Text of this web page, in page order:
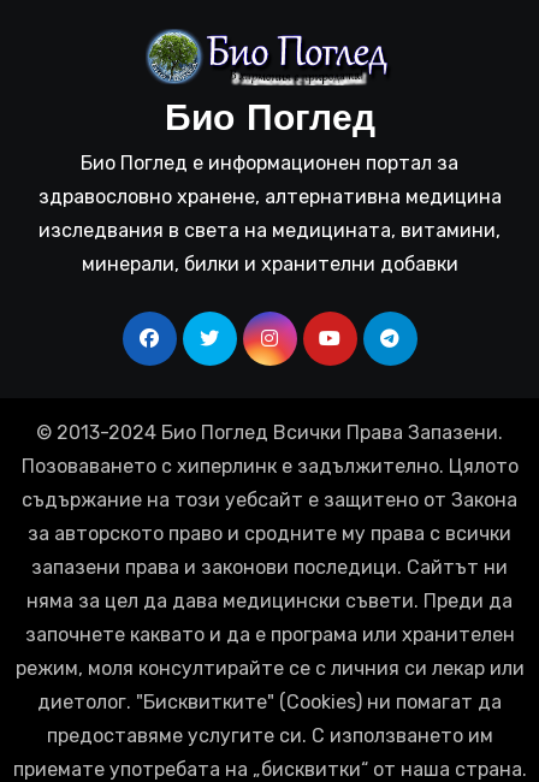
Био Поглед
Био Поглед е информационен портал за
здравословно хранене, алтернативна медицина
изследвания в света на медицината, витамини,
минерали, билки и хранителни добавки
© 2013-2024 Био Поглед Всички Права Запазени.
Позоваването с хиперлинк е задължително. Цялото
съдържание на този уебсайт е защитено от Закона
за авторското право и сродните му права с всички
запазени права и законови последици. Сайтът ни
няма за цел да дава медицински съвети. Преди да
започнете каквато и да е програма или хранителен
режим, моля консултирайте се с личния си лекар или
диетолог. "Бисквитките" (Cookies) ни помагат да
предоставяме услугите си. С използването им
приемате употребата на „бисквитки“ от наша страна.